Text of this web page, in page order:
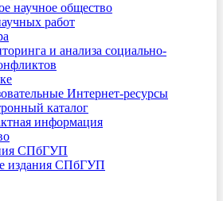
научное общество
работ
и анализа социально-
Интернет-ресурсы
каталог
информация
СПбГУП
издания СПбГУП